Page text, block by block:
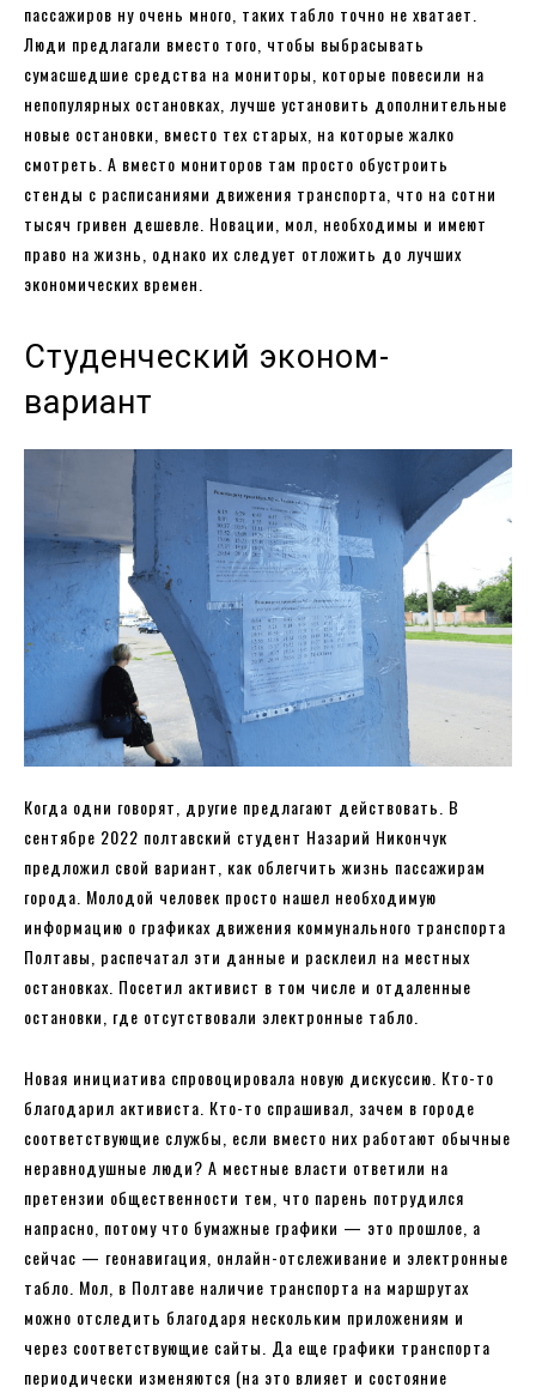
пассажиров ну очень много, таких табло точно не хватает.
Люди предлагали вместо того, чтобы выбрасывать
сумасшедшие средства на мониторы, которые повесили на
непопулярных остановках, лучше установить дополнительные
новые остановки, вместо тех старых, на которые жалко
смотреть. А вместо мониторов там просто обустроить
стенды с расписаниями движения транспорта, что на сотни
тысяч гривен дешевле. Новации, мол, необходимы и имеют
право на жизнь, однако их следует отложить до лучших
экономических времен.
Студенческий эконом-
вариант
Когда одни говорят, другие предлагают действовать. В
сентябре 2022 полтавский студент Назарий Никончук
предложил свой вариант, как облегчить жизнь пассажирам
города. Молодой человек просто нашел необходимую
информацию о графиках движения коммунального транспорта
Полтавы, распечатал эти данные и расклеил на местных
остановках. Посетил активист в том числе и отдаленные
остановки, где отсутствовали электронные табло.
Новая инициатива спровоцировала новую дискуссию. Кто-то
благодарил активиста. Кто-то спрашивал, зачем в городе
соответствующие службы, если вместо них работают обычные
неравнодушные люди? А местные власти ответили на
претензии общественности тем, что парень потрудился
напрасно, потому что бумажные графики — это прошлое, а
сейчас — геонавигация, онлайн-отслеживание и электронные
табло. Мол, в Полтаве наличие транспорта на маршрутах
можно отследить благодаря нескольким приложениям и
через соответствующие сайты. Да еще графики транспорта
периодически изменяются (на это влияет и состояние